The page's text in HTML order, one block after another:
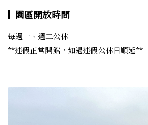
園區開放時間
每週一、週二公休
**連假正常開館，如遇連假公休日順延**